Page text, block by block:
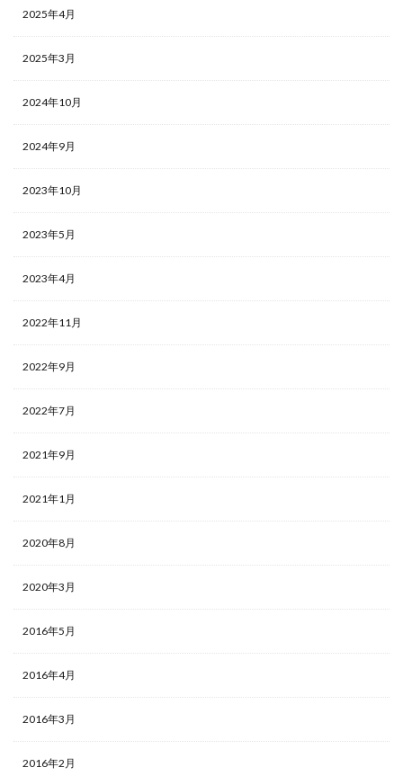
2025年4月
2025年3月
2024年10月
2024年9月
2023年10月
2023年5月
2023年4月
2022年11月
2022年9月
2022年7月
2021年9月
2021年1月
2020年8月
2020年3月
2016年5月
2016年4月
2016年3月
2016年2月